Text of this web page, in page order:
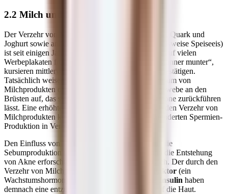
2.2 Milch und Milchprodukte
Der Verzehr von Milch, Milchprodukten wie Käse, Quark und
Joghurt sowie anderen Milcherzeugnissen (beispielsweise Speiseeis)
ist seit einigen Jahren
. Hieß es auf vielen
Werbeplakaten früher noch „Milch macht müde Männer munter“,
kursieren mittlerweile Studien, die Gegenteiliges bestätigen.
Tatsächlich weisen Männer mit einem hohen Konsum von
Milchprodukten oftmals ein verdichtetes Drüsengewebe an den
Brüsten auf, das sich auf die artfremden Kuhhormone zurückführen
lässt. Eine erhöhte Östrogen-Konzentration durch den Verzehr von
Milchprodukten konnte außerdem mit einer verminderten Spermien-
Produktion in Verbindung gebracht werden.
Den Einfluss von Milch und Milchprodukten auf die
Sebumproduktion (Talgproduktion) der Haut und die Entstehung
von Akne erforschten Wissenschaftler umfangreich. Der durch den
Verzehr von Milchprodukten angeregte
IGF1-Faktor (ein
Wachstumshormon) und das vermehrt gebildete
Insulin haben
demnach eine entzündungsfördernde Wirkung auf die Haut.